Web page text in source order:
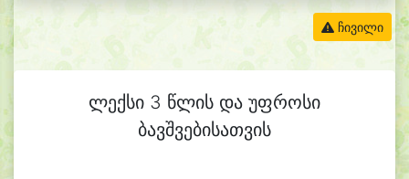
ჩივილი
ლექსი 3 წლის და უფროსი
ბავშვებისათვის